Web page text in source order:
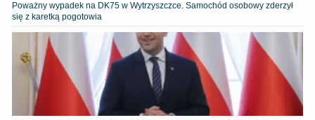
Poważny wypadek na DK75 w Wytrzyszczce. Samochód osobowy zderzył
się z karetką pogotowia